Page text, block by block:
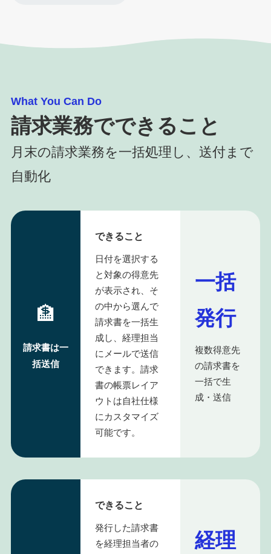
What You Can Do
請求業務でできること
月末の請求業務を一括処理し、送付まで
自動化
🏦
請求書は一
括送信
できること
日付を選択する
と対象の得意先
が表示され、そ
の中から選んで
請求書を一括生
成し、経理担当
にメールで送信
できます。請求
書の帳票レイア
ウトは自社仕様
にカスタマイズ
可能です。
一括
発行
複数得意先
の請求書を
一括で生
成・送信
できること
発行した請求書
を経理担当者の
経理